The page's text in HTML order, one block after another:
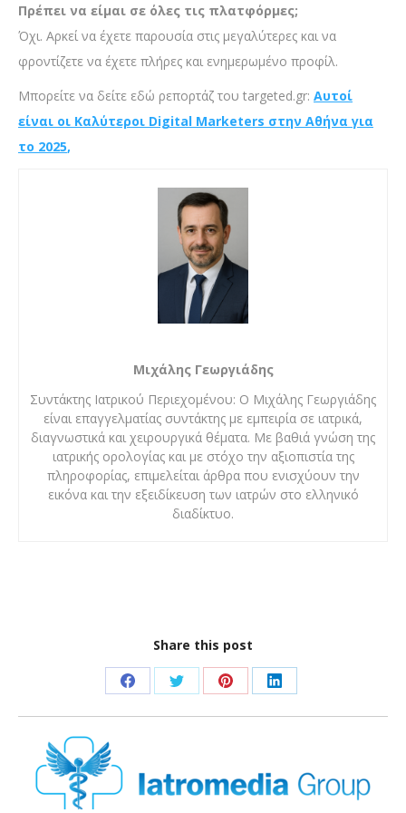
Πρέπει να είμαι σε όλες τις πλατφόρμες;
Όχι. Αρκεί να έχετε παρουσία στις μεγαλύτερες και να
φροντίζετε να έχετε πλήρες και ενημερωμένο προφίλ.
Μπορείτε να δείτε εδώ ρεπορτάζ του targeted.gr: Αυτοί
είναι οι Καλύτεροι Digital Marketers στην Αθήνα για
το 2025,
Μιχάλης Γεωργιάδης
Συντάκτης Ιατρικού Περιεχομένου: Ο Μιχάλης Γεωργιάδης
είναι επαγγελματίας συντάκτης με εμπειρία σε ιατρικά,
διαγνωστικά και χειρουργικά θέματα. Με βαθιά γνώση της
ιατρικής ορολογίας και με στόχο την αξιοπιστία της
πληροφορίας, επιμελείται άρθρα που ενισχύουν την
εικόνα και την εξειδίκευση των ιατρών στο ελληνικό
διαδίκτυο.
Share this post